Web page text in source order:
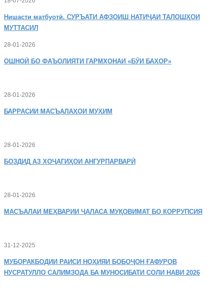
Нишасти матбуотӣ. СУРЪАТИ АФЗОИШ НАТИҶАИ ТАЛОШҲОИ
МУТТАСИЛ
28-01-2026
ОШНОӢ БО ФАЪОЛИЯТИ ГАРМХОНАИ «БӮИ БАҲОР»
28-01-2026
БАРРАСИИ МАСЪАЛАҲОИ МУҲИМ
28-01-2026
БОЗДИД АЗ ХОҶАГИҲОИ АНГУРПАРВАРӢ
28-01-2026
МАСЪАЛАИ МЕҲВАРИИ ҶАЛАСА МУҚОВИМАТ БО КОРРУПСИЯ
31-12-2025
МУБОРАКБОДИИ РАИСИ НОҲИЯИ БОБОҶОН ҒАФУРОВ
НУСРАТУЛЛО САЛИМЗОДА БА МУНОСИБАТИ СОЛИ НАВИ 2026